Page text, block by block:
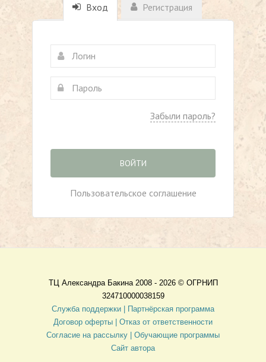
Вход Регистрация
Забыли пароль?
ВОЙТИ
Пользовательское соглашение
ТЦ Александра Бакина 2008 - 2026 © ОГРНИП
324710000038159
Служба поддержки |
Партнёрская программа
Договор оферты
| Отказ от ответственности
Согласие на рассылку | Обучающие программы
Сайт автора